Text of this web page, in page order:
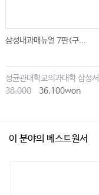
인생의 두 얼굴
힘든 순간, 스스로를 돌아보기
말하는 대로
삼성내과매뉴얼 7판(구...
38,000
36,100won
이 분야의 베스트원서